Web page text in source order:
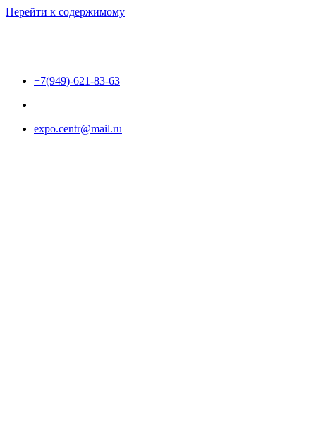
Перейти к содержимому
+7(949)-621-83-63
expo.centr@mail.ru